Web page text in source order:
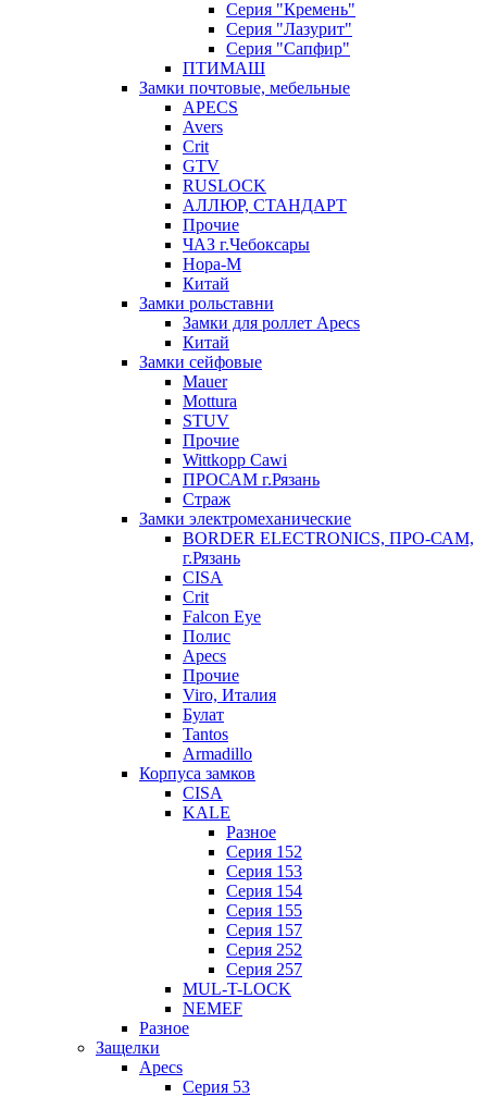
Серия "Кремень"
Серия "Лазурит"
Серия "Сапфир"
ПТИМАШ
Замки почтовые, мебельные
APECS
Avers
Crit
GTV
RUSLOCK
АЛЛЮР, СТАНДАРТ
Прочие
ЧАЗ г.Чебоксары
Нора-М
Китай
Замки рольставни
Замки для роллет Apecs
Китай
Замки сейфовые
Mauer
Mottura
STUV
Прочие
Wittkopp Cawi
ПРОСАМ г.Рязань
Страж
Замки электромеханические
BORDER ELECTRONICS, ПРО-САМ,
г.Рязань
CISA
Crit
Falcon Eye
Полис
Apecs
Прочие
Viro, Италия
Булат
Tantos
Armadillo
Корпуса замков
CISA
KALE
Разное
Серия 152
Серия 153
Серия 154
Серия 155
Серия 157
Серия 252
Серия 257
MUL-T-LOCK
NEMEF
Разное
Защелки
Apecs
Серия 53